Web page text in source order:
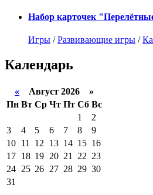
Набор карточек
Игры /Развивающие игры /
Календарь
« Август 2026 »
Пн Вт Ср Чт Пт Сб Вс
1
2
3
4 5 6 7 8
9
10 11 12 13 14 15 16
17 18 19 20 21 22 23
24 25 26 27 28 29 30
31